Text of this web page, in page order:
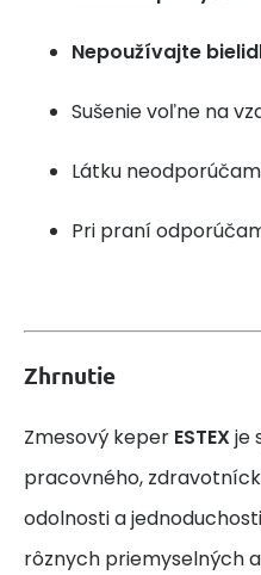
Nepoužívajte
Sušenie voľne na
Látku
Pri praní
Zhrnutie
Zmesový keper ESTEX je
pracovného,
odolnosti a
rôznych priemyselných